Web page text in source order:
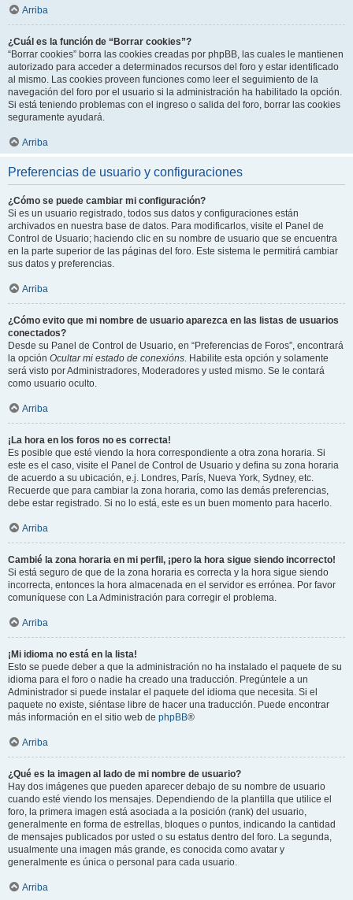
Arriba
¿Cuál es la función de “Borrar cookies”?
“Borrar cookies” borra las cookies creadas por phpBB, las cuales le mantienen
autorizado para acceder a determinados recursos del foro y estar identificado
al mismo. Las cookies proveen funciones como leer el seguimiento de la
navegación del foro por el usuario si la administración ha habilitado la opción.
Si está teniendo problemas con el ingreso o salida del foro, borrar las cookies
seguramente ayudará.
Arriba
Preferencias de usuario y configuraciones
¿Cómo se puede cambiar mi configuración?
Si es un usuario registrado, todos sus datos y configuraciones están
archivados en nuestra base de datos. Para modificarlos, visite el Panel de
Control de Usuario; haciendo clic en su nombre de usuario que se encuentra
en la parte superior de las páginas del foro. Este sistema le permitirá cambiar
sus datos y preferencias.
Arriba
¿Cómo evito que mi nombre de usuario aparezca en las listas de usuarios
conectados?
Desde su Panel de Control de Usuario, en “Preferencias de Foros”, encontrará
la opción Ocultar mi estado de conexións. Habilite esta opción y solamente
será visto por Administradores, Moderadores y usted mismo. Se le contará
como usuario oculto.
Arriba
¡La hora en los foros no es correcta!
Es posible que esté viendo la hora correspondiente a otra zona horaria. Si
este es el caso, visite el Panel de Control de Usuario y defina su zona horaria
de acuerdo a su ubicación, e.j. Londres, París, Nueva York, Sydney, etc.
Recuerde que para cambiar la zona horaria, como las demás preferencias,
debe estar registrado. Si no lo está, este es un buen momento para hacerlo.
Arriba
Cambié la zona horaria en mi perfil, ¡pero la hora sigue siendo incorrecto!
Si está seguro de que de la zona horaria es correcta y la hora sigue siendo
incorrecta, entonces la hora almacenada en el servidor es errónea. Por favor
comuníquese con La Administración para corregir el problema.
Arriba
¡Mi idioma no está en la lista!
Esto se puede deber a que la administración no ha instalado el paquete de su
idioma para el foro o nadie ha creado una traducción. Pregúntele a un
Administrador si puede instalar el paquete del idioma que necesita. Si el
paquete no existe, siéntase libre de hacer una traducción. Puede encontrar
más información en el sitio web de phpBB®
Arriba
¿Qué es la imagen al lado de mi nombre de usuario?
Hay dos imágenes que pueden aparecer debajo de su nombre de usuario
cuando esté viendo los mensajes. Dependiendo de la plantilla que utilice el
foro, la primera imagen está asociada a la posición (rank) del usuario,
generalmente en forma de estrellas, bloques o puntos, indicando la cantidad
de mensajes publicados por usted o su estatus dentro del foro. La segunda,
usualmente una imagen más grande, es conocida como avatar y
generalmente es única o personal para cada usuario.
Arriba